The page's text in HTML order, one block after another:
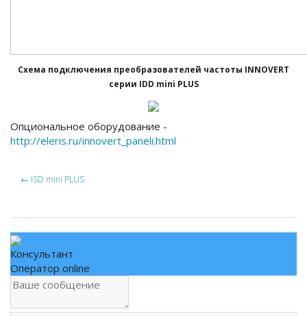
Схема подключения преобразователей частоты INNOVERT
серии IDD mini PLUS
Опциональное оборудование -
http://eleris.ru/innovert_paneli.html
← ISD mini PLUS
Консультант
Оператор online